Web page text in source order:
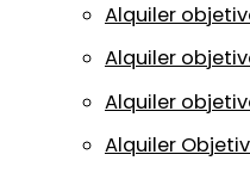
Alquiler
Alquiler
Alquiler
Alquiler